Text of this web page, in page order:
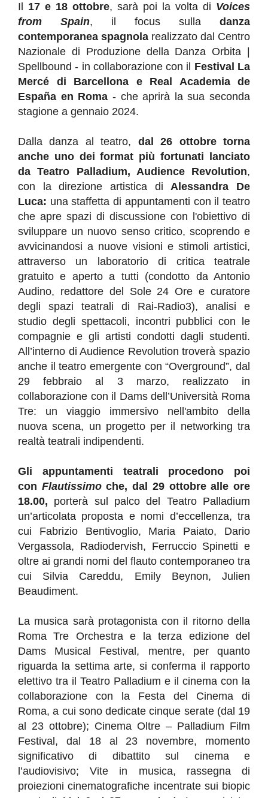
Il 17 e 18 ottobre, sarà poi la volta di Voices
from Spain, il focus sulla danza
contemporanea spagnola realizzato dal Centro
Nazionale di Produzione della Danza Orbita |
Spellbound - in collaborazione con il Festival La
Mercé di Barcellona e Real Academia de
España en Roma - che aprirà la sua seconda
stagione a gennaio 2024.
Dalla danza al teatro, dal 26 ottobre torna
anche uno dei format più fortunati lanciato
da Teatro Palladium, Audience Revolution,
con la direzione artistica diAlessandra De
Luca: una staffetta di appuntamenti con il teatro
che apre spazi di discussione con l'obiettivo di
sviluppare un nuovo senso critico, scoprendo e
avvicinandosi a nuove visioni e stimoli artistici,
attraverso un laboratorio di critica teatrale
gratuito e aperto a tutti (condotto da Antonio
Audino, redattore del Sole 24 Ore e curatore
degli spazi teatrali di Rai-Radio3), analisi e
studio degli spettacoli, incontri pubblici con le
compagnie e gli artisti condotti dagli studenti.
All’interno di Audience Revolution troverà spazio
anche il teatro emergente con “Overground”, dal
29 febbraio al 3 marzo, realizzato in
collaborazione con il Dams dell’Università Roma
Tre: un viaggio immersivo nell'ambito della
nuova scena, un progetto per il networking tra
realtà teatrali indipendenti.
Gli appuntamenti teatrali procedono poi
con Flautissimoche, dal 29 ottobre alle ore
18.00, porterà sul palco del Teatro Palladium
un’articolata proposta e nomi d’eccellenza, tra
cui
Fabrizio Bentivoglio, Maria Paiato, Dario
Vergassola, Radiodervish, Ferruccio Spinetti e
oltre ai grandi nomi del flauto contemporaneo tra
cui Silvia Careddu, Emily Beynon, Julien
Beaudiment.
La musica sarà protagonista con il ritorno della
Roma Tre Orchestra e la terza edizione del
Dams Musical Festival, mentre, per quanto
riguarda la settima arte, si conferma il rapporto
elettivo tra il Teatro Palladium e il cinema con la
collaborazione con la Festa del Cinema di
Roma, a cui sono dedicate cinque serate (dal 19
al 23 ottobre); Cinema Oltre – Palladium Film
Festival, dal 18 al 23 novembre, momento
significativo di dibattito sul cinema e
l’audiovisivo; Vite in musica, rassegna di
proiezioni cinematografiche incentrate sui biopic